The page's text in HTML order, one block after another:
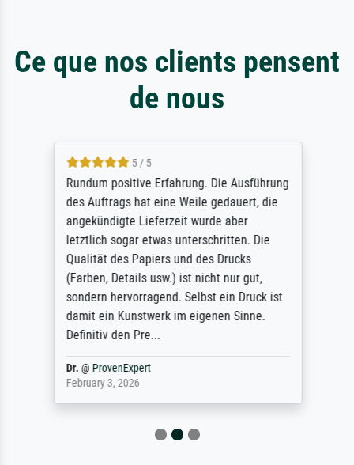
Ce que nos clients pensent
de nous
5 / 5
Rundum positive Erfahrung. Die Ausführung
des Auftrags hat eine Weile gedauert, die
angekündigte Lieferzeit wurde aber
letztlich sogar etwas unterschritten. Die
Qualität des Papiers und des Drucks
(Farben, Details usw.) ist nicht nur gut,
sondern hervorragend. Selbst ein Druck ist
damit ein Kunstwerk im eigenen Sinne.
Definitiv den Pre...
Dr.@ ProvenExpert
February 3, 2026